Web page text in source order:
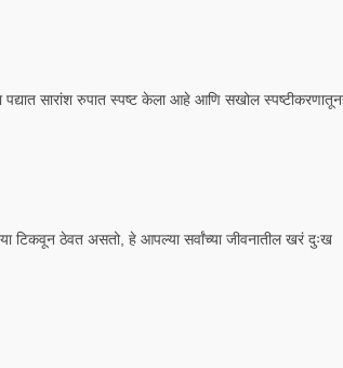
पद्यात सारांश रुपात स्पष्ट केला आहे आणि सखोल
टिकवून ठेवत असतो, हे आपल्या सर्वांच्या जीवनातील खरं दुःख